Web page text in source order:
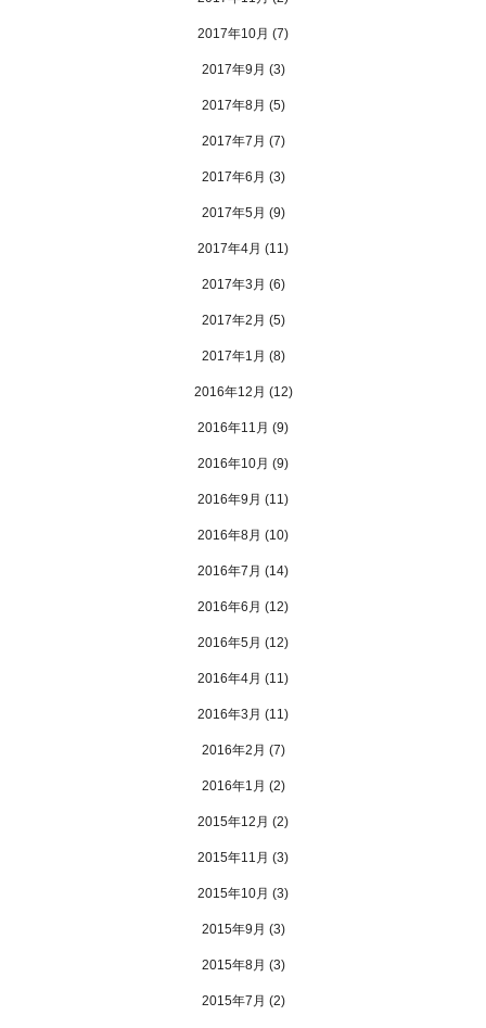
2017年10月 (7)
2017年9月 (3)
2017年8月 (5)
2017年7月 (7)
2017年6月 (3)
2017年5月 (9)
2017年4月 (11)
2017年3月 (6)
2017年2月 (5)
2017年1月 (8)
2016年12月 (12)
2016年11月 (9)
2016年10月 (9)
2016年9月 (11)
2016年8月 (10)
2016年7月 (14)
2016年6月 (12)
2016年5月 (12)
2016年4月 (11)
2016年3月 (11)
2016年2月 (7)
2016年1月 (2)
2015年12月 (2)
2015年11月 (3)
2015年10月 (3)
2015年9月 (3)
2015年8月 (3)
2015年7月 (2)